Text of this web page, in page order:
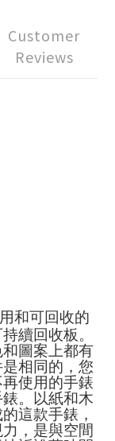
Customer
Reviews
和可回收的
續回收板。
圖案上都有
相同的，您
使用的手錶
。以紙和木
這款手錶，
，是與空間